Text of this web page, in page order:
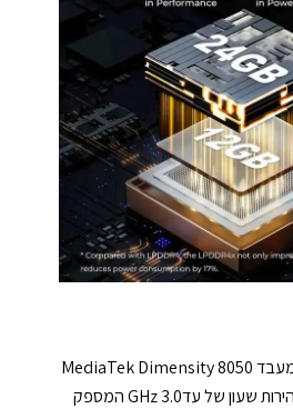
ה-WP30 Pro מצויד במעבד MediaTek Dimensity 8050
בעל שמונה ליבות, במהירות שעון של עדGHz 3.0 המספק